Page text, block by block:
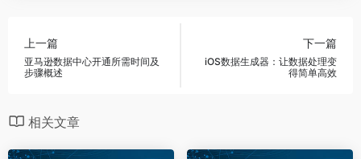
上一篇
亚马逊数据中心开通所需时间及
步骤概述
下一篇
iOS数据生成器：让数据处理变
得简单高效
相关文章